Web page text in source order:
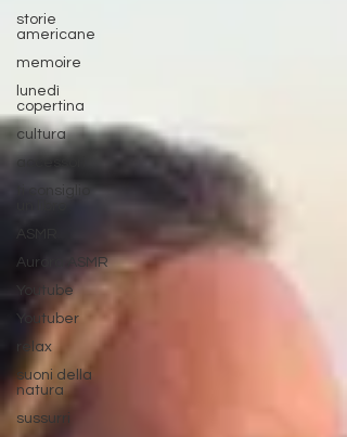
storie
americane
memoire
lunedì
copertina
cultura
ASMR
Aurora ASMR
Youtube
Youtuber
relax
suoni della
natura
sussurri